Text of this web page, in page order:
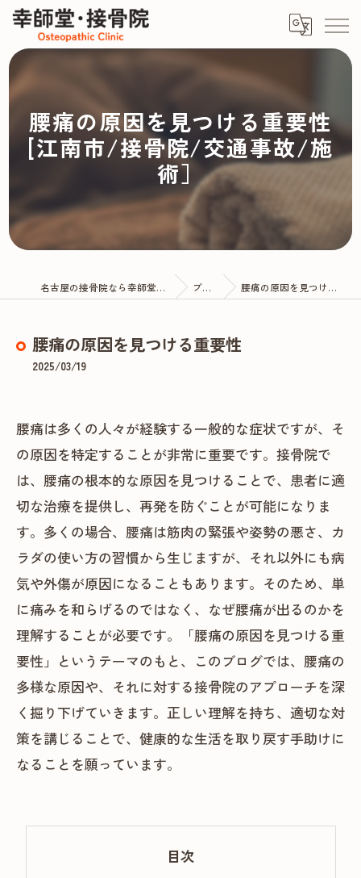
腰痛の原因を見つける重要性
[江南市/接骨院/交通事故/施
術］
名古屋の接骨院なら幸師堂・接骨院 ブログ 腰痛の原因を見つける重要性
腰痛の原因を見つける重要性
2025/03/19
腰痛は多くの人々が経験する一般的な症状ですが、そ
の原因を特定することが非常に重要です。接骨院で
は、腰痛の根本的な原因を見つけることで、患者に適
切な治療を提供し、再発を防ぐことが可能になりま
す。多くの場合、腰痛は筋肉の緊張や姿勢の悪さ、カ
ラダの使い方の習慣から生じますが、それ以外にも病
気や外傷が原因になることもあります。そのため、単
に痛みを和らげるのではなく、なぜ腰痛が出るのかを
理解することが必要です。「腰痛の原因を見つける重
要性」というテーマのもと、このブログでは、腰痛の
多様な原因や、それに対する接骨院のアプローチを深
く掘り下げていきます。正しい理解を持ち、適切な対
策を講じることで、健康的な生活を取り戻す手助けに
なることを願っています。
目次